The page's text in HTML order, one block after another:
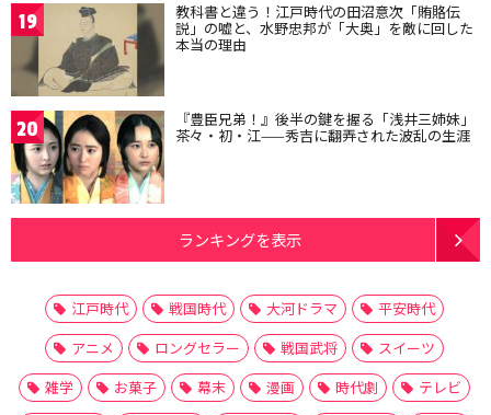
19 教科書と違う！江戸時代の田沼意次「賄賂伝
説」の嘘と、水野忠邦が「大奥」を敵に回した
本当の理由
20 『豊臣兄弟！』後半の鍵を握る「浅井三姉妹」
茶々・初・江——秀吉に翻弄された波乱の生涯
ランキングを表示
江戸時代 戦国時代 大河ドラマ
平安時代
アニメ
ロングセラー 戦国武将
スイーツ
雑学
お菓子 幕末 漫画 時代劇
テレビ